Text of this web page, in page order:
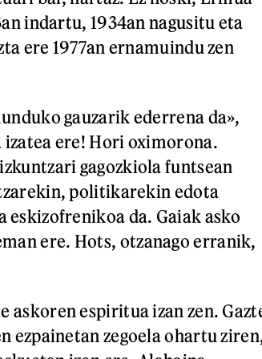
indartu, 1934an nagusitu eta
ere 1977an ernamuindu zen
gauzarik ederrena da»,
ere! Hori oximorona.
gagozkiola funtsean
politikarekin edota
da. Gaiak asko
ere. Hots, otzanago erranik,
askoren espiritua izan zen.
ezpainetan zegoela ohartu